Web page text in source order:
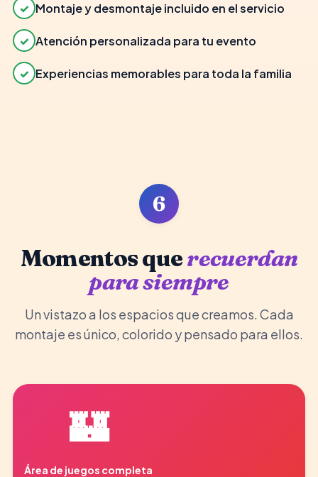
✓ Montaje y desmontaje incluido en el servicio
✓ Atención personalizada para tu evento
✓ Experiencias memorables para toda la familia
6
Momentos querecuerdan
para siempre
Un vistazo a los espacios que creamos. Cada
montaje es único, colorido y pensado para ellos.
🏰
Área de juegos completa